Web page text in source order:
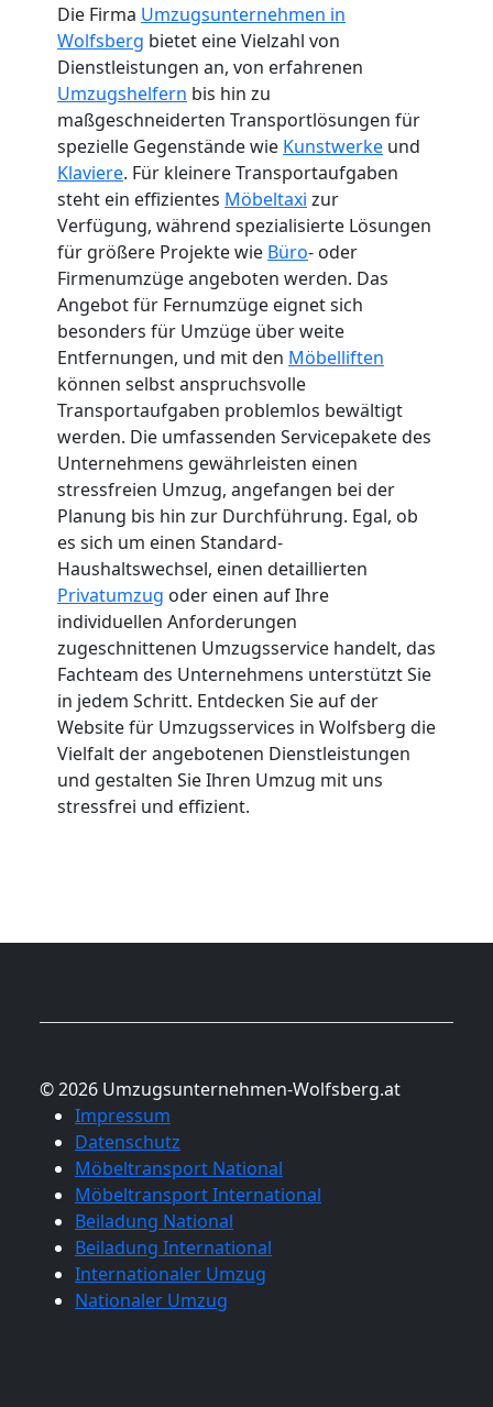
Die Firma Umzugsunternehmen in
Wolfsberg bietet eine Vielzahl von
Dienstleistungen an, von erfahrenen
Umzugshelfern bis hin zu
maßgeschneiderten Transportlösungen für
spezielle Gegenstände wie Kunstwerke und
Klaviere. Für kleinere Transportaufgaben
steht ein effizientes Möbeltaxi zur
Verfügung, während spezialisierte Lösungen
für größere Projekte wie Büro- oder
Firmenumzüge angeboten werden. Das
Angebot für Fernumzüge eignet sich
besonders für Umzüge über weite
Entfernungen, und mit den Möbelliften
können selbst anspruchsvolle
Transportaufgaben problemlos bewältigt
werden. Die umfassenden Servicepakete des
Unternehmens gewährleisten einen
stressfreien Umzug, angefangen bei der
Planung bis hin zur Durchführung. Egal, ob
es sich um einen Standard-
Haushaltswechsel, einen detaillierten
Privatumzug oder einen auf Ihre
individuellen Anforderungen
zugeschnittenen Umzugsservice handelt, das
Fachteam des Unternehmens unterstützt Sie
in jedem Schritt. Entdecken Sie auf der
Website für Umzugsservices in Wolfsberg die
Vielfalt der angebotenen Dienstleistungen
und gestalten Sie Ihren Umzug mit uns
stressfrei und effizient.
© 2026 Umzugsunternehmen-Wolfsberg.at
Impressum
Datenschutz
Möbeltransport National
Möbeltransport International
Beiladung National
Beiladung International
Internationaler Umzug
Nationaler Umzug